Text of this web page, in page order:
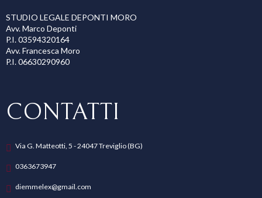
STUDIO LEGALE DEPONTI MORO
Avv. Marco Deponti
P.I. 03594320164
Avv. Francesca Moro
P.I. 06630290960
CONTATTI
Via G. Matteotti, 5 - 24047 Treviglio (BG)
0363673947
diemmelex@gmail.com